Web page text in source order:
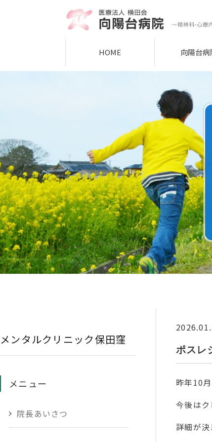
HOME 向陽台病
ポスレ
昨年10
今後はク
詳細が決
メンタルクリニック保田窪
メニュー
院長あいさつ